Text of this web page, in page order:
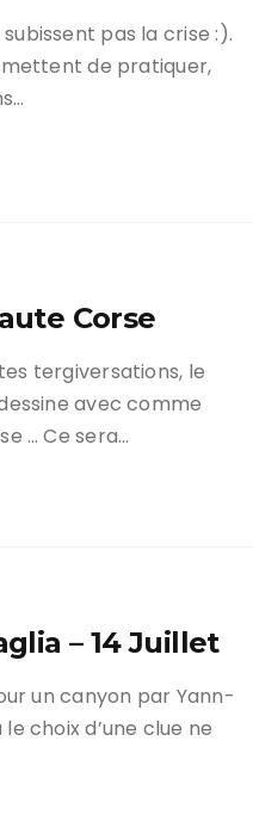
pas la crise :).
de pratiquer,
Corse
tergiversations, le
avec comme
… Ce sera…
– 14 Juillet
un canyon par Yann-
choix d’une clue ne